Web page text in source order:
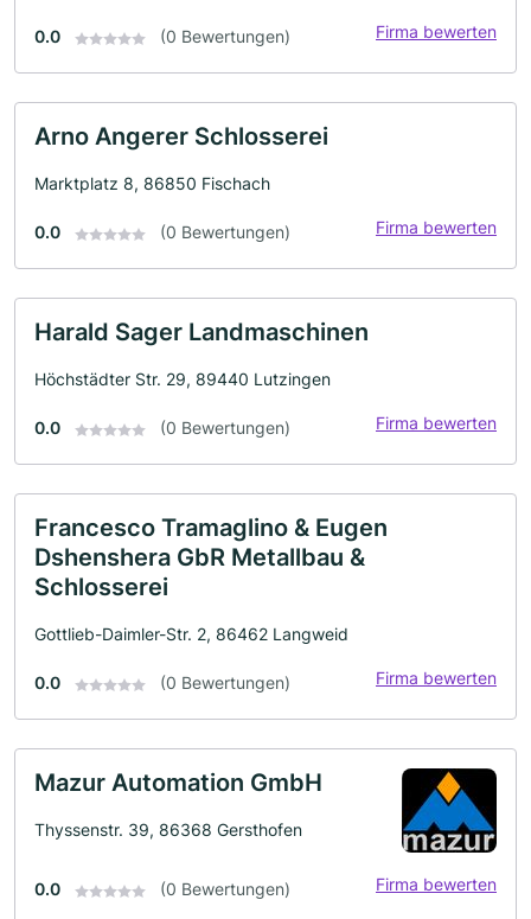
0.0 (0 Bewertungen) Firma bewerten
Arno Angerer Schlosserei
Marktplatz 8, 86850 Fischach
0.0 (0 Bewertungen) Firma bewerten
Harald Sager Landmaschinen
Höchstädter Str. 29, 89440 Lutzingen
0.0 (0 Bewertungen) Firma bewerten
Francesco Tramaglino & Eugen
Dshenshera GbR Metallbau &
Schlosserei
Gottlieb-Daimler-Str. 2, 86462 Langweid
0.0 (0 Bewertungen) Firma bewerten
Mazur Automation GmbH
Thyssenstr. 39, 86368 Gersthofen
0.0 (0 Bewertungen) Firma bewerten